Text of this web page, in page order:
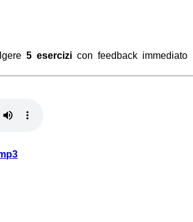
5 esercizi con feedback